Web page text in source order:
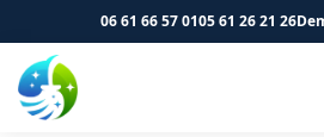
06 61 66 57 0105 61 26 21 26